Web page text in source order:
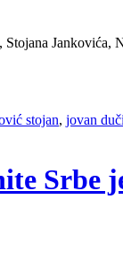
Jankovića,
stojan, jovan
Srbe